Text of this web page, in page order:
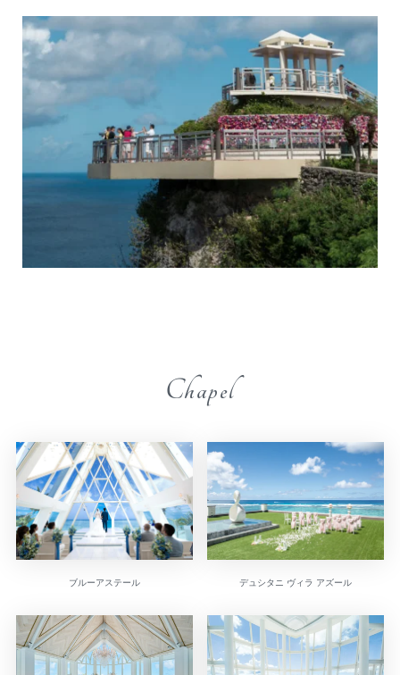
Chapel
ブルーアステール デュシタニ ヴィラ アズール